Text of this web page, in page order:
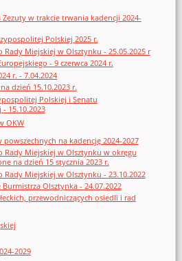
Zezuty w trakcie trwania kadencji 2024-
Polskiej 2025 r.
Rady Miejskiej w Olsztynku - 25.05.2025 r
- 9 czerwca 2024 r.
r. - 7.04.2024
dzień 15.10.2023 r.
Polskiej i Senatu
15.10.2023
OKW
na kadencję 2024-2027
Rady Miejskiej w Olsztynku w okręgu
na dzień 15 stycznia 2023 r.
Rady Miejskiej w Olsztynku - 23.10.2022
Olsztynka - 24.07.2022
przewodniczących osiedli i rad
2029